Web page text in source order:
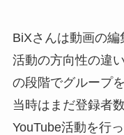
BiXさんは動画の編
活動の方向性の違
の段階でグループ
当時はまだ登録者
YouTube活動を行